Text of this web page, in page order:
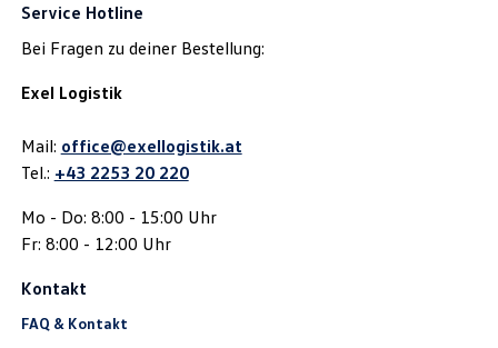
Service Hotline
Bei Fragen zu deiner Bestellung:
Exel Logistik
Mail: office@exellogistik.at
Tel.: +43 2253 20 220
Mo - Do: 8:00 - 15:00 Uhr
Fr: 8:00 - 12:00 Uhr
Kontakt
FAQ & Kontakt